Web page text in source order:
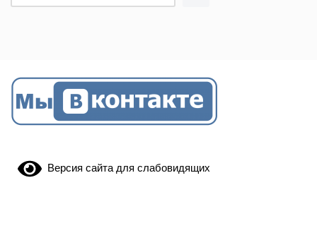
Версия сайта для слабовидящих